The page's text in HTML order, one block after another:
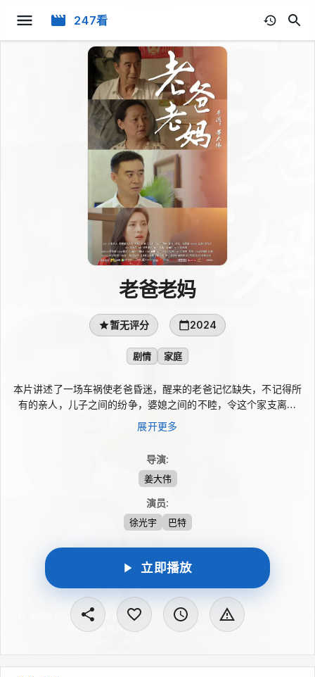
247看
老爸老妈
暂无评分 2024
剧情 家庭
本片讲述了一场车祸使老爸昏迷，醒来的老爸记忆缺失，不记得所
有的亲人，儿子之间的纷争，婆媳之间的不睦，令这个家支离破
碎，关于赡养老人，作为儿子们互相埋怨，推卸责任，孤独的老爸
希望儿子们都过的更好，不想拖...
展开更多
导演:
姜大伟
演员:
徐光宇 巴特
立即播放